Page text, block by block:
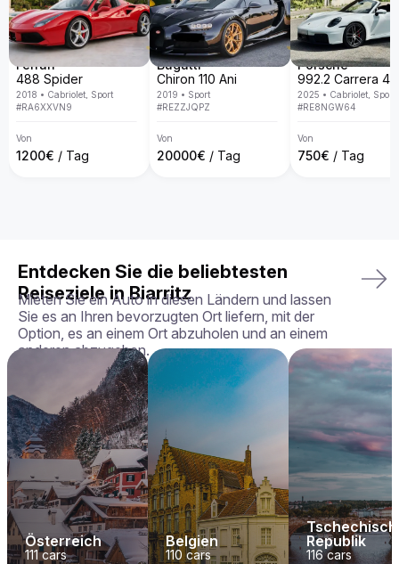
Warum den Aston Martin DB9 bei uns mieten?
Bei Billion Rent sind wir auf Luxusauto-Vermietung
spezialisiert und bieten eine exklusive Fahrzeugflotte in ganz
Europa. Mit persönlichem Service, Lieferung direkt an deine
Wunschadresse, transparenten Mietbedingungen und der
Garantie, dass du genau das Fahrzeug erhältst, das du
gebucht hast – in perfektem Zustand.
Martin DB9 noch heute!
Ferrari
488 Spider
2018 • Cabriolet, Sport
#RA6XXVN9
Von
1200€ / Tag
Bugatti
Chiron 110 Ani
2019 • Sport
#REZZJQPZ
Von
20000€ / Tag
Porsche
2025 • Cabriolet, Sport
#RE8NGW64
Von
750€ / Tag
Entdecken Sie die beliebtesten
Reiseziele in Biarritz
Mieten Sie ein Auto in diesen Ländern und lassen
Sie es an Ihren bevorzugten Ort liefern, mit der
Option, es an einem Ort abzuholen und an einem
anderen abzugeben.
Österreich
111cars
Belgien
110 cars
Republik
116cars